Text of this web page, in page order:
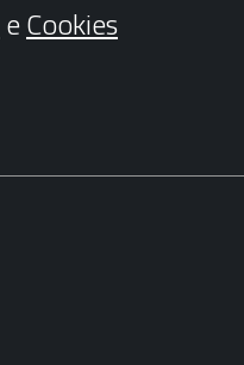
eCookies